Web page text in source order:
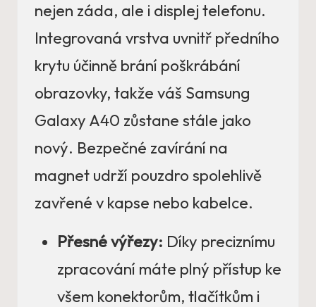
nejen záda, ale i displej telefonu.
Integrovaná vrstva uvnitř předního
krytu účinně brání poškrábání
obrazovky, takže váš Samsung
Galaxy A40 zůstane stále jako
nový. Bezpečné zavírání na
magnet udrží pouzdro spolehlivě
zavřené v kapse nebo kabelce.
Přesné výřezy: Díky preciznímu
zpracování máte plný přístup ke
všem konektorům, tlačítkům i